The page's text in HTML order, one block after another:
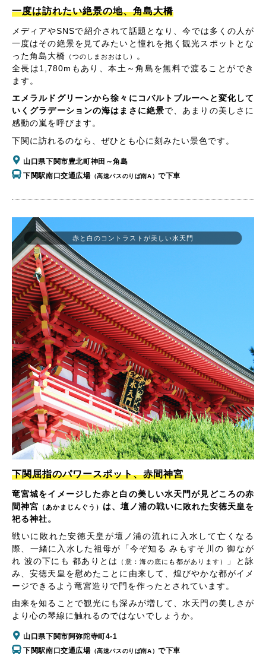
一度は訪れたい絶景の地、角島大橋
メディアやSNSで紹介されて話題となり、今では多くの人が
一度はその絶景を見てみたいと憧れを抱く観光スポットとな
った角島大橋 （つのしまおおはし）
。
全長は1,780mもあり、本土～角島を無料で渡ることができ
ます。
エメラルドグリーンから徐々にコバルトブルーへと変化して
いくグラデーションの海はまさに絶景で、あまりの美しさに
感動の嵐を呼びます。
下関に訪れるのなら、ぜひとも心に刻みたい景色です。
山口県下関市豊北町神田～角島
下関駅南口交通広場 （高速バスのりば南A）で下車
下関屈指のパワースポット、赤間神宮
竜宮城をイメージした赤と白の美しい水天門が見どころの赤
間神宮 （あかまじんぐう） は、壇ノ浦の戦いに敗れた安徳天皇を
祀る神社。
戦いに敗れた安徳天皇が壇ノ浦の流れに入水して亡くなる
際、一緒に入水した祖母が「今ぞ知る みもすそ川の 御なが
れ 波の下にも 都ありとは
（意：海の底にも都があります）
」と詠
み、安徳天皇を慰めたことに由来して、煌びやかな都がイメ
ージできるよう竜宮造りで門を作ったとされています。
由来を知ることで観光にも深みが増して、水天門の美しさが
より心の琴線に触れるのではないでしょうか。
山口県下関市阿弥陀寺町4-1
下関駅南口交通広場 （高速バスのりば南A）で下車
赤と白のコントラストが美しい水天門